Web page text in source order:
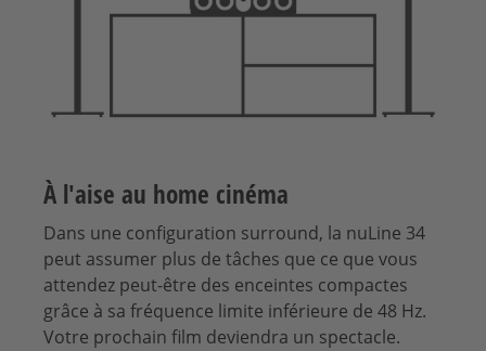
À l'aise au home cinéma
Dans une configuration surround, la nuLine 34
peut assumer plus de tâches que ce que vous
attendez peut-être des enceintes compactes
grâce à sa fréquence limite inférieure de 48 Hz.
Votre prochain film deviendra un spectacle.